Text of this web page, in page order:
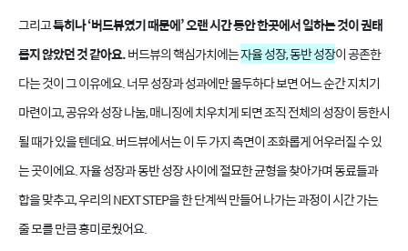
그리고특히나 ‘버드뷰였기 때문에’ 오랜 시간 동안 한곳에서 일하는 것이 권태
롭지 않았던 것 같아요.버드뷰의 핵심가치에는자율 성장, 동반 성장이 공존한
다는 것이 그 이유에요. 너무 성장과 성과에만 몰두하다 보면 어느 순간 지치기
마련이고, 공유와 성장 나눔, 매니징에 치우치게 되면 조직 전체의 성장이 등한시
될 때가 있을 텐데요. 버드뷰에서는 이 두 가지 측면이 조화롭게 어우러질 수 있
는 곳이에요. 자율 성장과 동반 성장 사이에 절묘한 균형을 찾아가며 동료들과
합을 맞추고, 우리의 NEXT STEP을 한 단계씩 만들어 나가는 과정이 시간 가는
줄 모를 만큼 흥미로웠어요.